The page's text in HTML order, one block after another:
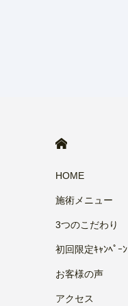
HOME
施術メニュー
3つのこだわり
初回限定ｷｬﾝﾍﾟｰﾝ
お客様の声
アクセス